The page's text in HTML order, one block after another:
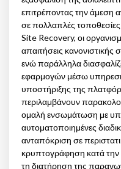
επιτρέποντας την
σε πολλαπλές
Site Recovery, οι
απαιτήσεις
ενώ παράλληλα
εφαρμογών μέσω
υποστήριξης της
περιλαμβάνουν
ομαλή ενσωμάτωση με
αυτοματοποιημένες
ανταπόκριση σε
κρυπτογράφηση κατά
τη διατήρηση της